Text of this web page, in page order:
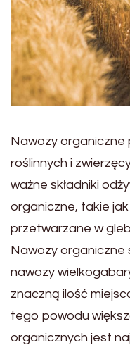
Nawozy
roślinnych i
ważne składniki
organiczne, takie
przetwarzane w
Nawozy organiczne
nawozy
znaczną ilość
tego powodu
organicznych jest